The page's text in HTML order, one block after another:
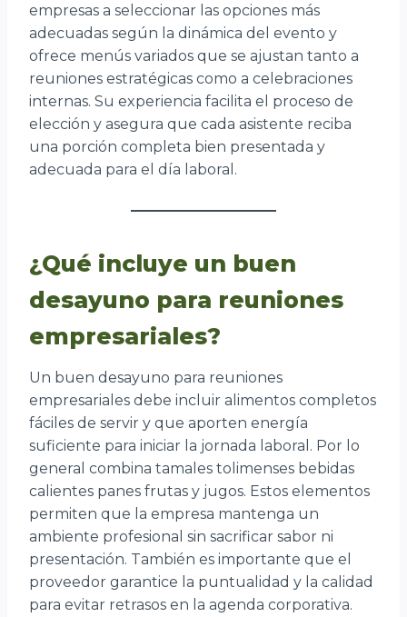
empresas a seleccionar las opciones más
adecuadas según la dinámica del evento y
ofrece menús variados que se ajustan tanto a
reuniones estratégicas como a celebraciones
internas. Su experiencia facilita el proceso de
elección y asegura que cada asistente reciba
una porción completa bien presentada y
adecuada para el día laboral.
¿Qué incluye un buen
desayuno para reuniones
empresariales?
Un buen desayuno para reuniones
empresariales debe incluir alimentos completos
fáciles de servir y que aporten energía
suficiente para iniciar la jornada laboral. Por lo
general combina tamales tolimenses bebidas
calientes panes frutas y jugos. Estos elementos
permiten que la empresa mantenga un
ambiente profesional sin sacrificar sabor ni
presentación. También es importante que el
proveedor garantice la puntualidad y la calidad
para evitar retrasos en la agenda corporativa.